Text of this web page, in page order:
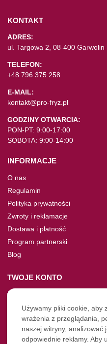
KONTAKT
ADRES:
ul. Targowa 2, 08-400 Garwolin
TELEFON:
+48 796 375 258
E-MAIL:
kontakt@pro-fryz.pl
GODZINY OTWARCIA:
PON-PT: 9:00-17:00
SOBOTA: 9:00-14:00
INFORMACJE
O nas
Regulamin
Polityka prywatności
Zwroty i reklamacje
Dostawa i płatność
Program partnerski
Blog
TWOJE KONTO
Moje konto
Nie pamiętasz hasła?
Twoje zamówienia
NASZE SOCIALE
Używamy pliki cookie, aby
wrażenia z przeglądania,
naszej witryny, analizować
odpowiednie reklamy. Aby